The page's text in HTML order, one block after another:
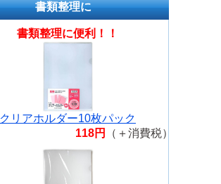
書類整理に
書類整理に便利！！
クリアホルダー10枚パック
118円
（＋消費税）